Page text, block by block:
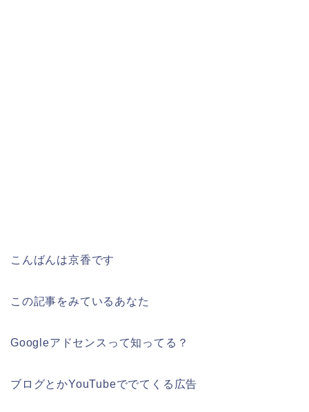
こんばんは京香です
この記事をみているあなた
Googleアドセンスって知ってる？
ブログとかYouTubeででてくる広告